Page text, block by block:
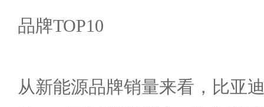
品牌TOP10
从新能源品牌销量来看，比亚